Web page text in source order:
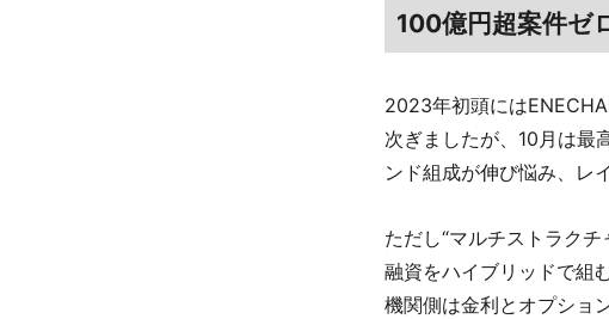
100億円超案件ゼ
2023年初頭には
次ぎましたが、10月は最
ンド組成が伸び悩み、レ
ただし“マルチストラク
融資をハイブリッドで組
機関側は金利とオプショ